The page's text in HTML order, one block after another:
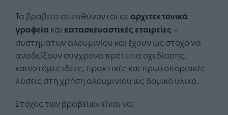
Τα βραβεία απευθύνονται σεαρχιτεκτονικά
γραφείακαι κατασκευαστικές εταιρείες –
συστημάτων αλουμινίου και έχουν ως στόχο να
αναδείξουν σύγχρονα πρότυπα σχεδίασης,
καινοτόμες ιδέες, πρακτικές και πρωτοποριακές
λύσεις στη χρήση αλουμινίου ως δομικό υλικό .
Στόχος των βραβείων είναι να: